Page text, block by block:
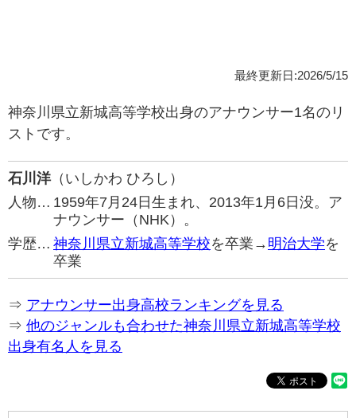
最終更新日:2026/5/15
神奈川県立新城高等学校出身のアナウンサー1名のリ
ストです。
石川洋（いしかわ ひろし）
人物… 1959年7月24日生まれ、2013年1月6日没。ア
ナウンサー（NHK）。
学歴… 神奈川県立新城高等学校を卒業→ 明治大学を
卒業
⇒ アナウンサー出身高校ランキングを見る
⇒ 他のジャンルも合わせた神奈川県立新城高等学校
出身有名人を見る